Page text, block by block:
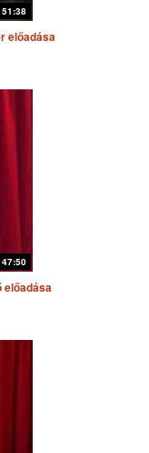
51:38
előadása
47:50
előadása